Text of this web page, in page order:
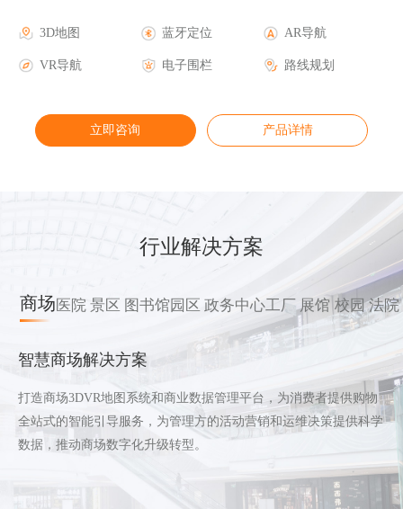
3D地图 蓝牙定位 AR导航
VR导航 电子围栏 路线规划
立即咨询 产品详情
实时轨迹显示 电子围栏报警 人流热力图
历史轨迹查询 安防摄像头联动 报警管理
立即咨询 产品详情
第三方地图底图 三维楼宇地图
GPS蓝牙定位 室外AR导航
立即咨询 产品详情
AR导航 AR游戏 AR活动
AR广告 AR品牌
立即咨询 产品详情
行业解决方案
商场医院 景区 图书馆园区 政务中心工厂 展馆 校园 法院
智慧商场解决方案
打造商场3DVR地图系统和商业数据管理平台，为消费者提供购物
全站式的智能引导服务，为管理方的活动营销和运维决策提供科学
数据，推动商场数字化升级转型。